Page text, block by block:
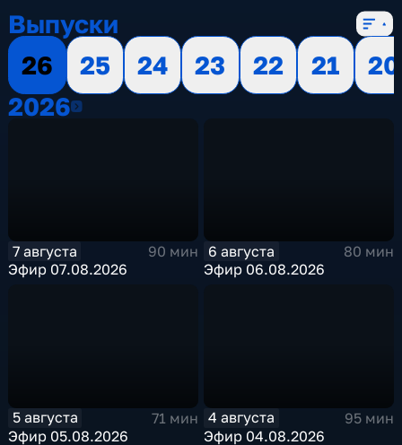
Выпуски
26
25 24 23 22 21
20
20262026
7 августа
90 мин
Эфир 07.08.2026
6 августа
80 мин
Эфир 06.08.2026
5 августа
71 мин
Эфир 05.08.2026
4 августа
95 мин
Эфир 04.08.2026